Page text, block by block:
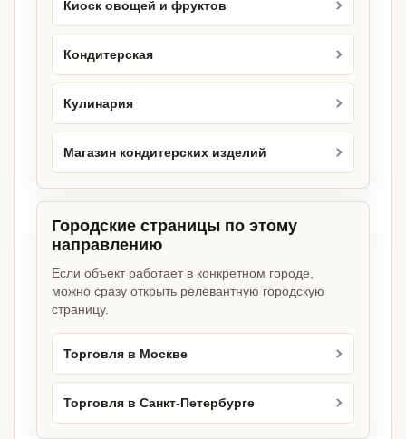
Киоск овощей и фруктов
Кондитерская
Кулинария
Магазин кондитерских изделий
Городские страницы по этому
направлению
Если объект работает в конкретном городе,
можно сразу открыть релевантную городскую
страницу.
Торговля в Москве
Торговля в Санкт-Петербурге